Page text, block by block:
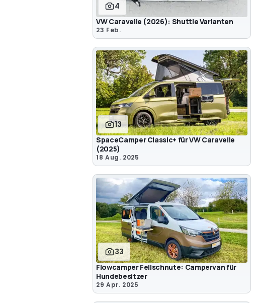
4
VW Caravelle (2026): Shuttle Varianten
23 Feb.
13
SpaceCamper Classic+ für VW Caravelle
(2025)
18 Aug. 2025
33
Flowcamper Fellschnute: Campervan für
Hundebesitzer
29 Apr. 2025